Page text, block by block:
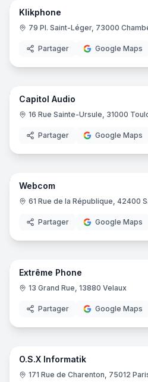
PixouPhone Antony / Neyphone
6netic Reims • Apple IRP®
Avelis Connect - Bourg-Saint-
Klikphone- Chambéry
SOSPhone- Saint-Martin-des-
Hubside.Store Aéroville
Hubside.Store Carré-Sénart
Hubside.Store Euralille- Lille
100% GSM- Les Angles
Klikphone
79 Pl. Saint-Léger, 73000
Partager Google Maps
Capitol Audio
16 Rue Sainte-Ursule, 31000
Partager Google Maps
Webcom
61 Rue de la République, 42400
Partager Google Maps
Extrême Phone
13 Grand Rue, 13880 Velaux
Partager Google Maps
O.S.X Informatik
171 Rue de Charenton, 75012